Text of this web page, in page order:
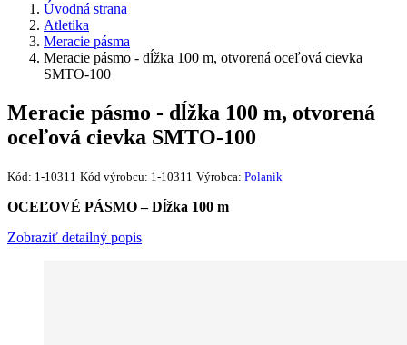
Úvodná strana
Atletika
Meracie pásma
Meracie pásmo - dĺžka 100 m, otvorená oceľová cievka
SMTO-100
Meracie pásmo - dĺžka 100 m, otvorená
oceľová cievka SMTO-100
Kód: 1-10311 Kód výrobcu: 1-10311 Výrobca: Polanik
OCEĽOVÉ PÁSMO – Dĺžka 100 m
Zobraziť detailný popis